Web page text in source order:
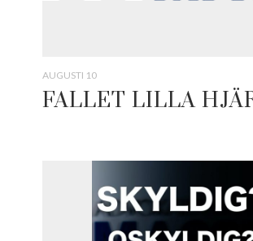
AUGUSTI 10
FALLET LILLA